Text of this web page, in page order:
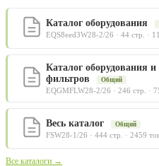
Каталог оборудования
EQS8eed3W28-2/26 · 44 стр. ·
Каталог оборудования и
фильтров
Общий
EQGMFLW28-2/26 · 246 стр. ·
Весь каталог Общий
FSW28-1/26 · 444 стр. · 2459
Все каталоги →